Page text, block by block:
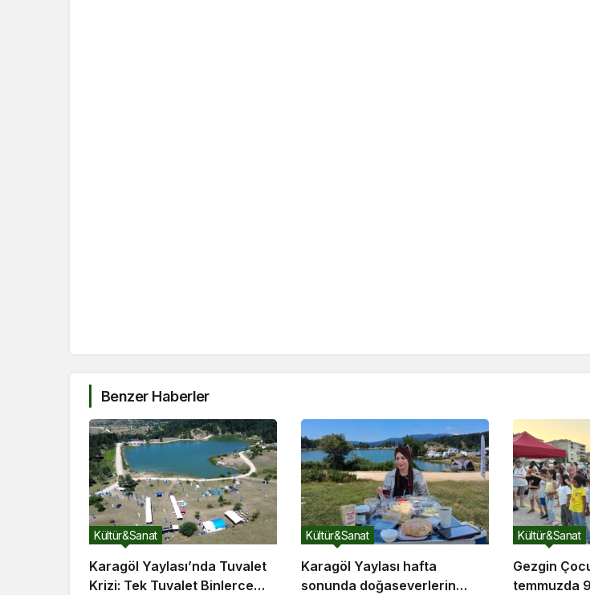
Benzer Haberler
Karagöl Yaylası’nda Tuvalet
Krizi: Tek Tuvalet Binlerce
Kültür&Sanat
Karagöl Yaylası hafta
sonunda doğaseverlerin
Kültür&Sanat
Gezgin
temmuzda
Kültür&Sanat